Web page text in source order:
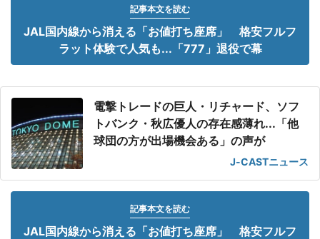
記事本文を読む
JAL国内線から消える「お値打ち座席」 格安フルフ
ラット体験で人気も...「777」退役で幕
電撃トレードの巨人・リチャード、ソフ
トバンク・秋広優人の存在感薄れ...「他
球団の方が出場機会ある」の声が
J-CASTニュース
記事本文を読む
JAL国内線から消える「お値打ち座席」 格安フルフ